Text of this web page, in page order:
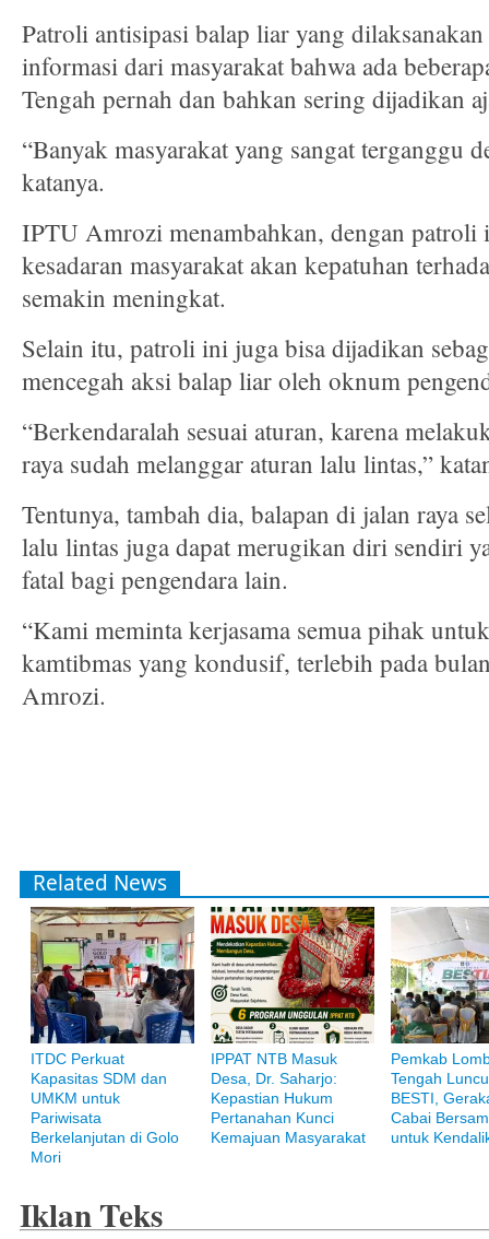
Patroli antisipasi balap liar yang
informasi dari masyarakat bahwa ada
Tengah pernah dan bahkan sering dijadikan
“Banyak masyarakat yang sangat terganggu
katanya.
IPTU Amrozi menambahkan, dengan patroli
kesadaran masyarakat akan kepatuhan
semakin meningkat.
Selain itu, patroli ini juga bisa dijadikan
mencegah aksi balap liar oleh oknum
“Berkendaralah sesuai aturan, karena
raya sudah melanggar aturan lalu lintas,”
Tentunya, tambah dia, balapan di jalan raya
lalu lintas juga dapat merugikan diri sendiri
fatal bagi pengendara lain.
“Kami meminta kerjasama semua pihak
kamtibmas yang kondusif, terlebih pada
Amrozi.
Related News
ITDC Perkuat
Kapasitas SDM dan
UMKM untuk
Pariwisata
Berkelanjutan di Golo
Mori
IPPAT NTB Masuk
Desa, Dr. Saharjo:
Kepastian Hukum
Pertanahan Kunci
Kemajuan Masyarakat
Pemkab
Tengah
BESTI,
Cabai
untuk
Iklan Teks
Bank Muamalat
Raih ketenangan dengan akses yang luas di Bank Muamalat